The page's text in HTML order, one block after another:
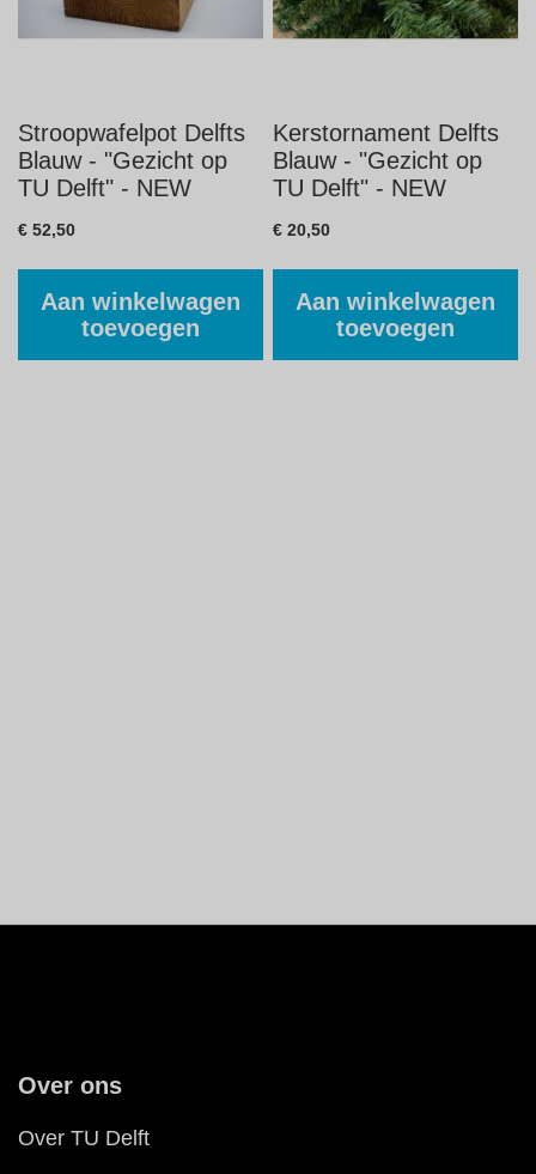
Stroopwafelpot Delfts
Blauw - "Gezicht op
TU Delft" - NEW
€ 52,50
Aan winkelwagen
toevoegen
Kerstornament Delfts
Blauw - "Gezicht op
TU Delft" - NEW
€ 20,50
Aan winkelwagen
toevoegen
Over ons
Over TU Delft